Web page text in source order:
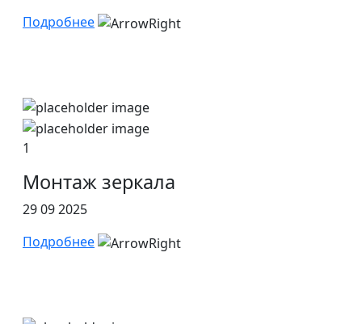
Подробнее
1
Монтаж зеркала
29 09 2025
Подробнее